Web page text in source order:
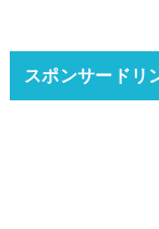
スポンサードリ